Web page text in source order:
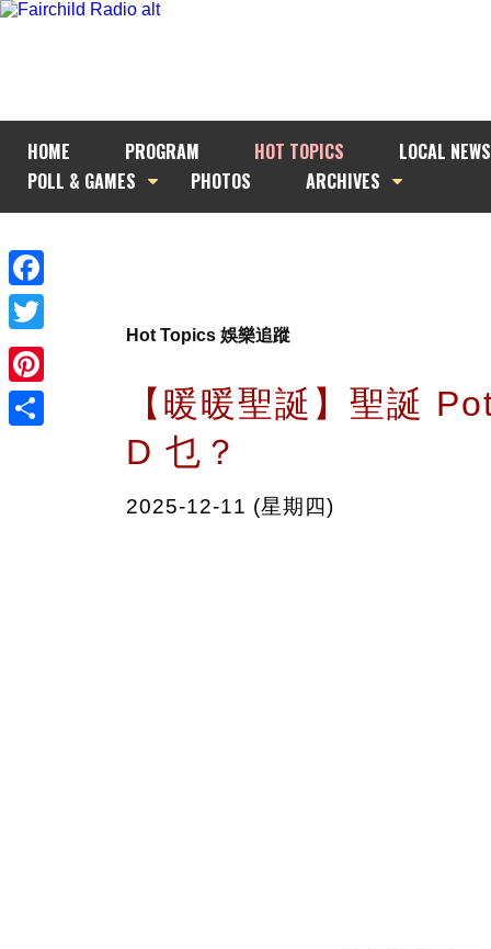
HOME PROGRAM HOT TOPICS
LOCAL NEWS
POLL & GAMES
PHOTOS ARCHIVES
Facebook
Twitter
Pinterest
Hot Topics 娛樂追蹤
【暖暖聖誕】聖誕
D 乜？
2025-12-11 (星期四)